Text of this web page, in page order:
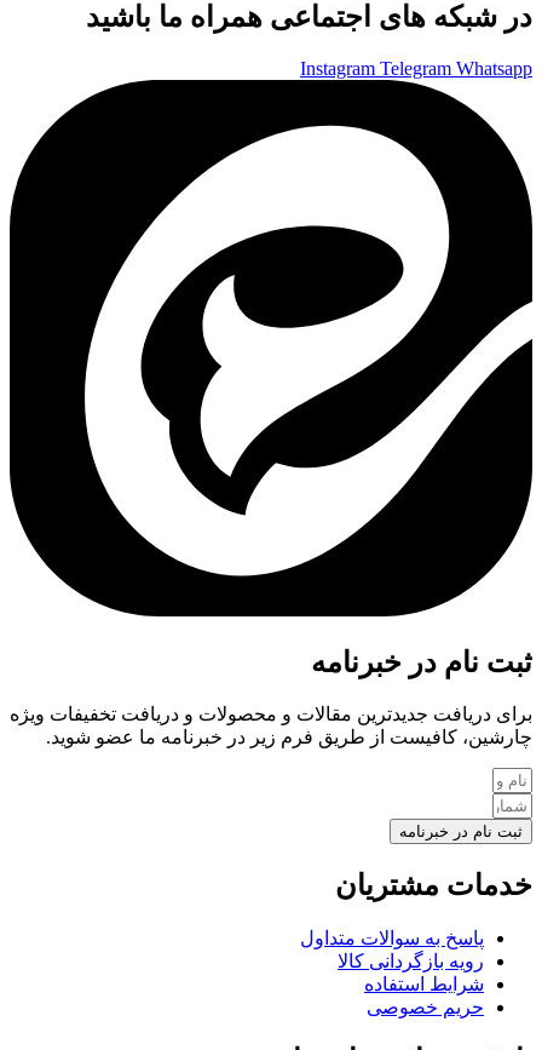
در شبکه های اجتماعی همراه ما باشید
Instagram Telegram Whatsapp
ثبت نام در خبرنامه
برای دریافت جدیدترین مقالات و محصولات و دریافت تخفیفات ویژه
چارشین، کافیست از طریق فرم زیر در خبرنامه ما عضو شوید.
ثبت نام در خبرنامه
خدمات مشتریان
پاسخ به سوالات متداول
رویه بازگردانی کالا
شرایط استفاده
حریم خصوصی